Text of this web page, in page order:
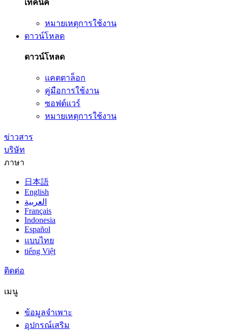
เทคนิค
หมายเหตุการใช้งาน
ดาวน์โหลด
ดาวน์โหลด
แคตตาล็อก
คู่มือการใช้งาน
ซอฟต์แวร์
หมายเหตุการใช้งาน
ข่าวสาร
บริษัท
ภาษา
日本語
English
العربية
Français
Indonesia
Español
แบบไทย
tiếng Việt
ติดต่อ
เมนู
ข้อมูลจำเพาะ
อุปกรณ์เสริม